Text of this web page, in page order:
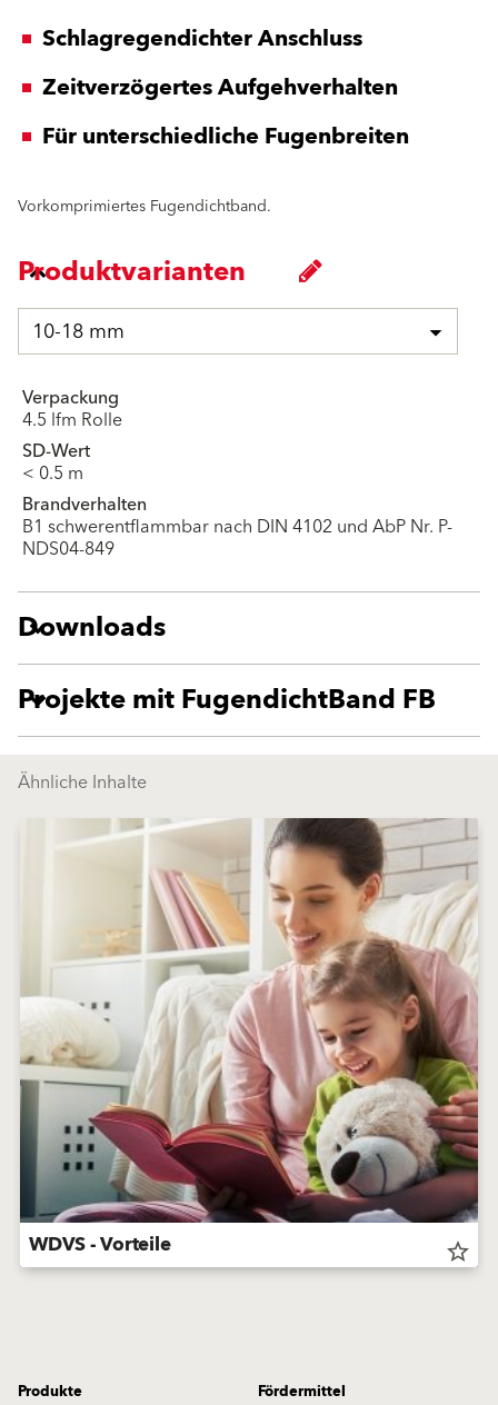
Schlagregendichter Anschluss
Zeitverzögertes Aufgehverhalten
Für unterschiedliche Fugenbreiten
Vorkomprimiertes Fugendichtband.
Produktvarianten
10-18 mm
Verpackung
4.5 lfm Rolle
SD-Wert
< 0.5 m
Brandverhalten
B1 schwerentflammbar nach DIN 4102 und AbP Nr. P-
NDS04-849
Downloads
Projekte mit FugendichtBand FB
Ähnliche Inhalte
WDVS - Vorteile star_border
Produkte
Fördermittel